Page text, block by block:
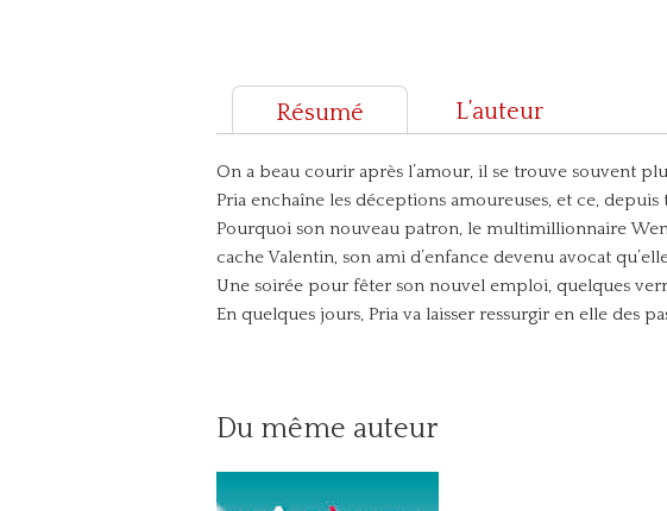
Résumé L’auteur
On a beau courir après l’amour, il se trouve souvent
Pria enchaîne les déceptions amoureuses, et ce,
Pourquoi son nouveau patron, le multimillionnaire
cache Valentin, son ami d’enfance devenu avocat
Une soirée pour fêter son nouvel emploi, quelques
En quelques jours, Pria va laisser ressurgir en elle des
Du même auteur